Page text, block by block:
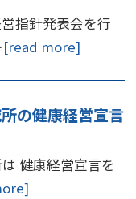
指針発表会を行
[read more]
の健康経営宣言
健康経営宣言を